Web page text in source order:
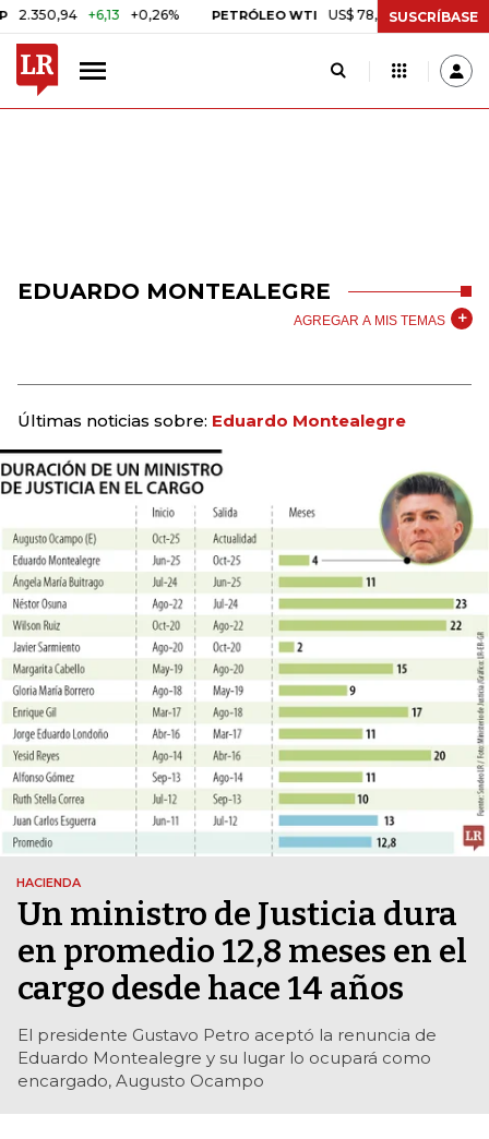
+6,13 +0,26% PETRÓLEO WTI US$ 78,01 US$ 2,92 +3,89%
SUSCRÍBASE
EDUARDO MONTEALEGRE
AGREGAR A MIS TEMAS
Últimas noticias sobre: Eduardo Montealegre
HACIENDA
Un ministro de Justicia dura
en promedio 12,8 meses en el
cargo desde hace 14 años
El presidente Gustavo Petro aceptó la renuncia de
Eduardo Montealegre y su lugar lo ocupará como
encargado, Augusto Ocampo